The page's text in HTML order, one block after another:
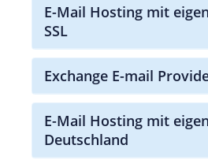
E-Mail Hosting mit
SSL
Exchange E-mail
E-Mail Hosting mit
Deutschland